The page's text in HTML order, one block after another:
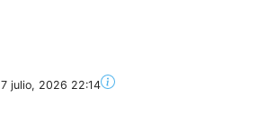
7 julio, 2026 22:14